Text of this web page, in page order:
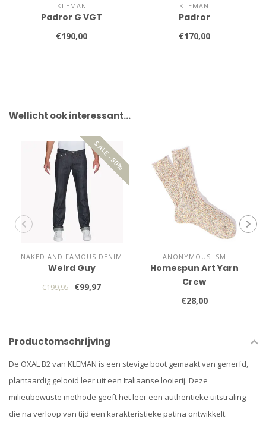
KLEMAN
Padror G VGT
€190,00
KLEMAN
Padror
€170,00
Wellicht ook interessant…
SALE -50%
NAKED AND FAMOUS DENIM
Weird Guy
€199,95 €99,97
ANONYMOUS ISM
Homespun Art Yarn
Crew
€28,00
Productomschrijving
De OXAL B2 van KLEMAN is een stevige boot gemaakt van generfd,
plantaardig gelooid leer uit een Italiaanse looierij. Deze
milieubewuste methode geeft het leer een authentieke uitstraling
die na verloop van tijd een karakteristieke patina ontwikkelt.